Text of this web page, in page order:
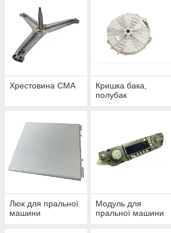
Хрестовина СМА
Кришка бака,
полубак
Люк для пральної
машини
Модуль для
пральної машини